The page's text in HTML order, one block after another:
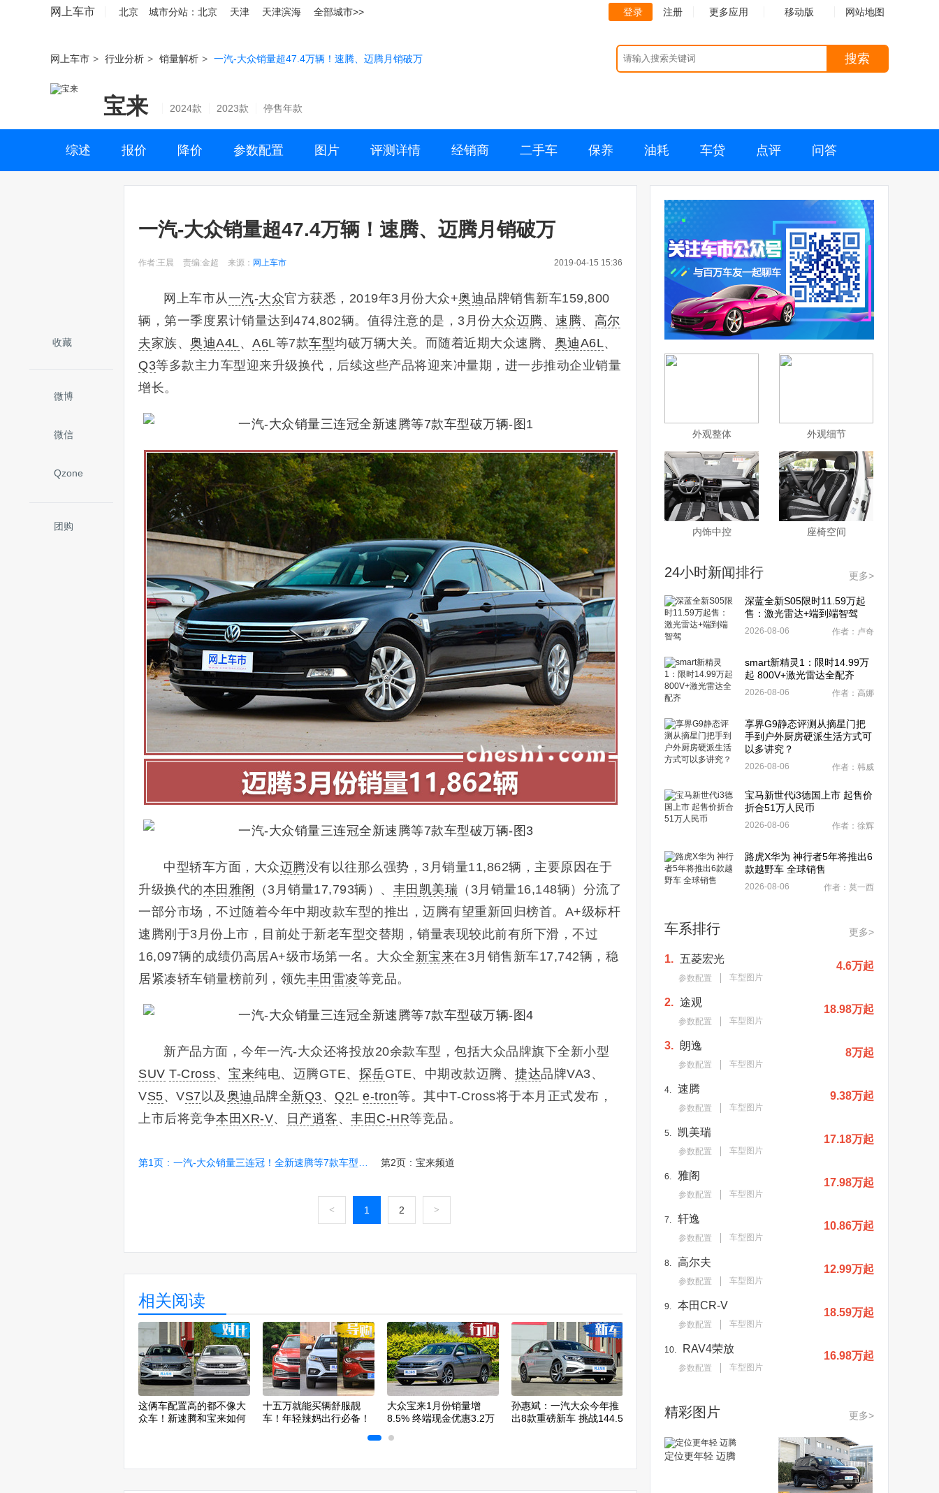
网上车市 北京 城市分站： 北京 天津 天津滨海 全部城市>> 登录 注册 更多应用 移动版 网站地图
网上车市 > 行业分析 > 销量解析 > 一汽-大众销量超47.4万辆！速腾、迈腾月销破万 搜索
宝来 2024款 2023款 停售年款
综述 报价 降价 参数配置 图片 评测详情 经销商 二手车 保养 油耗 车贷 点评 问答
收藏
微博
微信
Qzone
团购
一汽-大众销量超47.4万辆！速腾、迈腾月销破万
作者:王晨 责编:金超 来源： 网上车市 2019-04-15 15:36
网上车市从一汽-大众官方获悉，2019年3月份大众+奥迪品牌销售新车159,800
辆 ， 第一季度累计销量达到474,802辆。 值得注意的是，3月份大众迈腾、 速腾、 高尔
夫家族、 奥迪A4L、 A6L等7款车型均破万辆大关。 而随着近期大众速腾、 奥迪A6L、
Q3等多款主力车型迎来升级换代，后续这些产品将迎来冲量期，进一步推动企业销量
增长。
中型轿车方面，大众迈腾没有以往那么强势，3月销量11,862辆，主要原因在于
升级换代的本田雅阁 （ 3月销量17,793辆）、 丰田 凯美瑞 （3月销量16,148辆）分流了
一部分市场，不过随着今年中期改款车型的推出，迈腾有望重新回归榜首。 A+级标杆
速腾刚于3月份上市，目前处于新老车型交替期， 销量表现较此前有所下滑，不过
16,097辆的成绩仍高居A+级市场第一名。 大众全新宝来在3月销售新车17,742辆，稳
居紧凑轿车销量榜前列，领先丰田雷凌等竞品。
新产品方面，今年一汽-大众还将投放20余款车型，包括大众品牌旗下全新小型
SUV T-Cross、 宝来纯电、迈腾GTE、 探岳GTE、中期改款迈腾、 捷达品牌VA3、
VS5、VS7 以及 奥迪 品牌全新Q3、 Q2L e-tron等。其中T-Cross将于本月正式发布，
上市后将竞争本田XR-V、 日产逍客 、 丰田C-HR等竞品。
第1页 : 一汽-大众销量三连冠！全新速腾等7款车型破万辆 第2页 : 宝来频道
< 1 2 >
相关阅读
这俩车配置高的都不像大
众车！新速腾和宝来如何
十五万就能买辆舒服靓
车！年轻辣妈出行必备！
大众宝来1月份销量增
8.5% 终端现金优惠3.2万
孙惠斌：一汽大众今年推
出8款重磅新车 挑战144.5
南北“甜咸”之争战况升级
新宝来和朗逸谁更强？
选？全新一代宝来/卡罗
外观整体 外观细节
内饰中控 座椅空间
24小时新闻排行 更多>
深蓝全新S05限时11.59万起
售：激光雷达+端到端智驾
2026-08-06 作者：卢奇
smart新精灵1：限时14.99万
起 800V+激光雷达全配齐
2026-08-06 作者：高娜
享界G9静态评测从摘星门把
手到户外厨房硬派生活方式可
以多讲究？
2026-08-06 作者：韩威
宝马新世代i3德国上市 起售价
折合51万人民币
2026-08-06 作者：徐辉
路虎X华为 神行者5年将推出6
款越野车 全球销售
2026-08-06 作者：莫一西
车系排行 更多>
1. 五菱宏光
参数配置 车型图片
4.6万起
2. 途观
参数配置 车型图片
18.98万起
3. 朗逸
参数配置 车型图片
8万起
4. 速腾
参数配置 车型图片
9.38万起
5. 凯美瑞
参数配置 车型图片
17.18万起
6. 雅阁
参数配置 车型图片
17.98万起
7. 轩逸
参数配置 车型图片
10.86万起
8. 高尔夫
参数配置 车型图片
12.99万起
9. 本田CR-V
参数配置 车型图片
18.59万起
10. RAV4荣放
参数配置 车型图片
16.98万起
精彩图片 更多>
定位更年轻 迈腾